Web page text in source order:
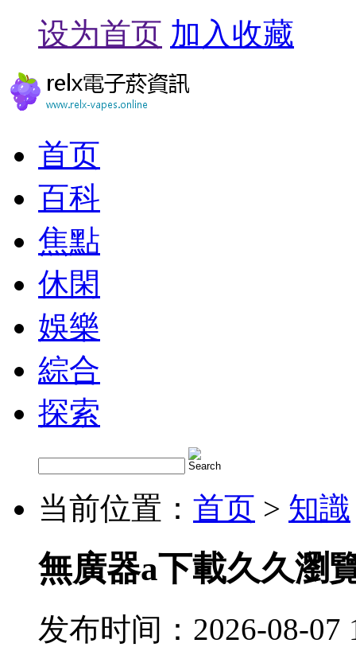
设为首页 加入收藏
首页
百科
焦點
休閑
娛樂
綜合
探索
当前位置： 首页 > 知識
無廣器a下載久久瀏
发布时间：2026-08-07